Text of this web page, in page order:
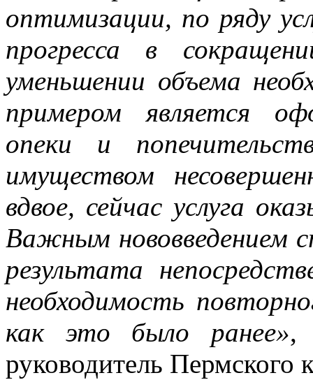
оптимизации, по ряду
прогресса в
уменьшении объема
примером является
опеки и
имуществом
вдвое, сейчас услуга
Важным нововведением
результата
необходимость
как это было ранее»,
руководитель